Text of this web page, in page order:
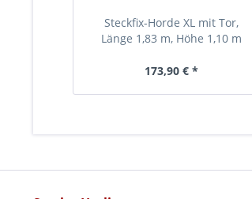
Steckfix-Horde XL mit Tor,
Länge 1,83 m, Höhe 1,10 m
173,90 € *